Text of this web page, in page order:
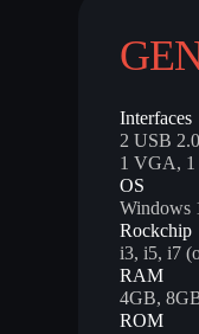
Interfaces
2 USB
1 VGA, 1
OS
Windows
Rockchip
i3, i5, i7
RAM
4GB,
ROM